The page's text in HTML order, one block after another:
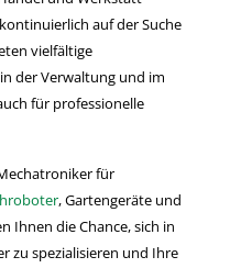
auf der Suche
vielfältige
der Verwaltung und im
für professionelle
für
, Gartengeräte und
Ihnen die Chance, sich in
zu spezialisieren und Ihre